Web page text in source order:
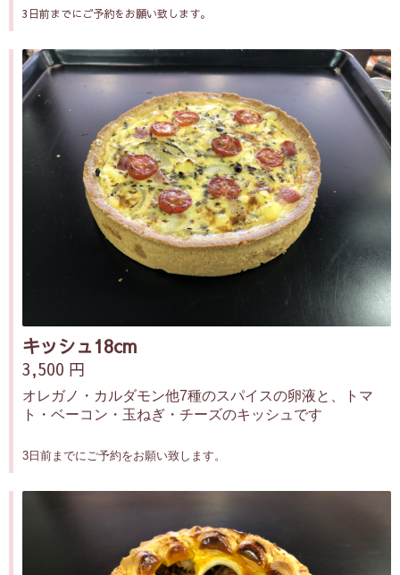
3日前までにご予約をお願い致します。
キッシュ18cm
3,500 円
オレガノ・カルダモン他7種のスパイスの卵液と、トマ
ト・ベーコン・玉ねぎ・チーズのキッシュです
3日前までにご予約をお願い致します。